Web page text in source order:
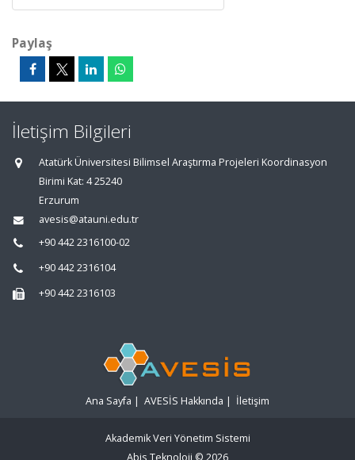
Paylaş
İletişim Bilgileri
Atatürk Üniversitesi Bilimsel Araştırma Projeleri Koordinasyon
Birimi Kat: 4 25240
Erzurum
avesis@atauni.edu.tr
+90 442 2316100-02
+90 442 2316104
+90 442 2316103
Ana Sayfa | AVESİS Hakkında | İletişim
Akademik Veri Yönetim Sistemi
Abis Teknoloji © 2026